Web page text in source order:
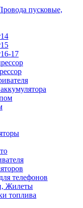
пусковые,
17
телефонов
Жилеты
топлива